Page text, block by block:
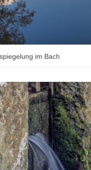
im Bach